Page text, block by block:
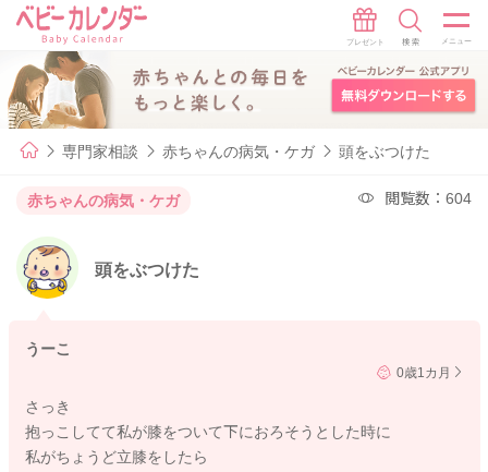
専門家相談 赤ちゃんの病気・ケガ 頭をぶつけた
赤ちゃんの病気・ケガ 閲覧数：604
頭をぶつけた
うーこ
0歳1カ月
さっき
抱っこしてて私が膝をついて下におろそうとした時に
私がちょうど立膝をしたら